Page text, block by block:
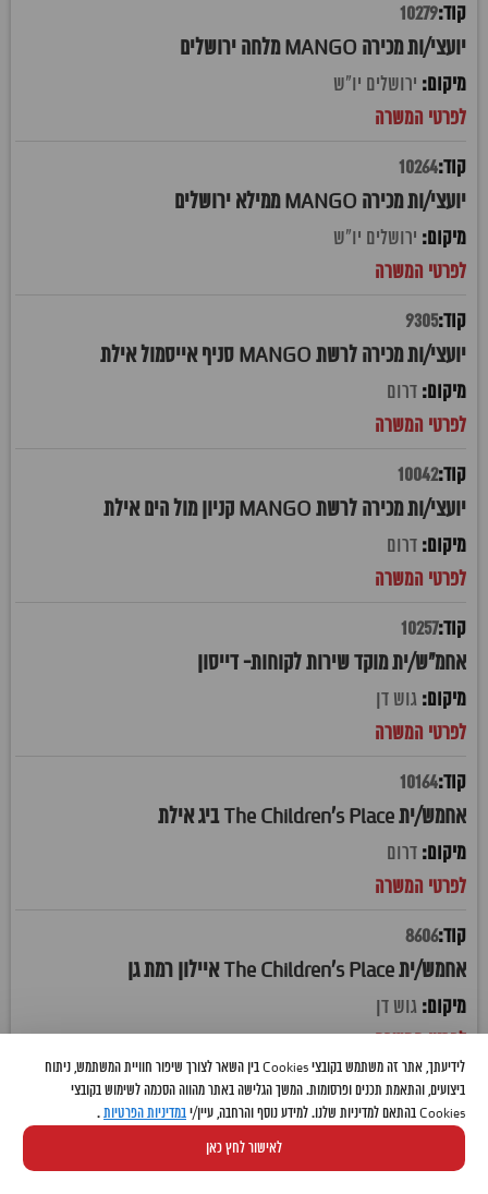
10279
יועצי/ות מכירה MANGO מלחה ירושלים
ירושלים יו"ש
10264
יועצי/ות מכירה MANGO ממילא ירושלים
ירושלים יו"ש
9305
יועצי/ות מכירה לרשת MANGO סניף אייסמול אילת
דרום
10042
יועצי/ות מכירה לרשת MANGO קניון מול הים אילת
דרום
10257
אחמ"ש/ית מוקד שירות לקוחות- דייסון
גוש דן
10164
אחמש/ית The Children's Place ביג אילת
דרום
8606
אחמש/ית The Children's Place איילון רמת גן
גוש דן
10336
אחמש/ית The Children's Place איקאה קריית אתא
לידיעתך, אתר זה משתמש בקובצי Cookies בין השאר לצורך שיפור חוויית המשתמש, ניתוח
ביצועים, והתאמת תכנים ופרסומות. המשך הגלישה באתר מהווה הסכמה לשימוש בקובצי
Cookies בהתאם למדיניות שלנו. למידע נוסף והרחבה, עיין/י
במדיניות הפרטיות .
לאישור לחץ כאן